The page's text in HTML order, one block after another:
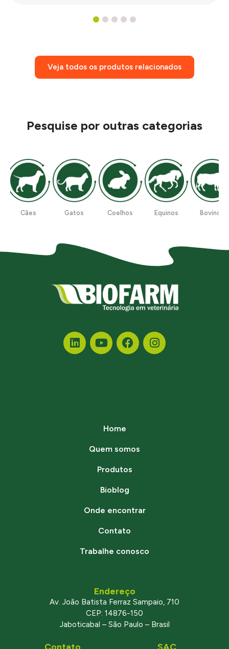
4 5
Veja todos os produtos relacionados
Pesquise por outras categorias
Cães Gatos Coelhos Equinos Bovinos
Home
Quem somos
Produtos
Bioblog
Onde encontrar
Contato
Trabalhe conosco
Endereço
Av. João Batista Ferraz Sampaio, 710
CEP: 14876-150
Jaboticabal – São Paulo – Brasil
Contato SAC